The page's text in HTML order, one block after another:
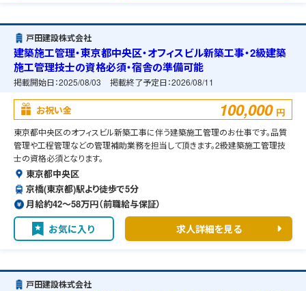
戸田建設株式会社
建築施工管理・東京都中央区・オフィスビル新築工事・2級建築
施工管理技士の資格必須・宿舎の準備可能
掲載開始日：2025/08/03 掲載終了予定日：2026/08/11
お祝い金 100,000 円
東京都中央区のオフィスビル新築工事に伴う建築施工管理のお仕事です。品質
管理や工程管理などの管理補助業務を担当して頂きます。2級建築施工管理技
士の資格必須となります。
東京都中央区
京橋(東京都)駅より徒歩で5分
月給約42〜58万円（前職給与保証）
お気に入り 求人詳細を見る
戸田建設株式会社